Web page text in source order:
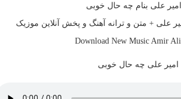
امیر علی بنام چه حال خوبی
علی + متن و ترانه آهنگ و پخش آنلاین موزیک
Download New MusicAmir Ali